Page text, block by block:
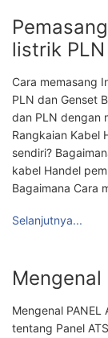
listrik
Cara memasang
PLN dan Genset
dan PLN dengan
Rangkaian Kabel
sendiri?
kabel Handel
Bagaimana Cara
Selanjutnya...
Mengenal
Mengenal PANEL
tentang Panel